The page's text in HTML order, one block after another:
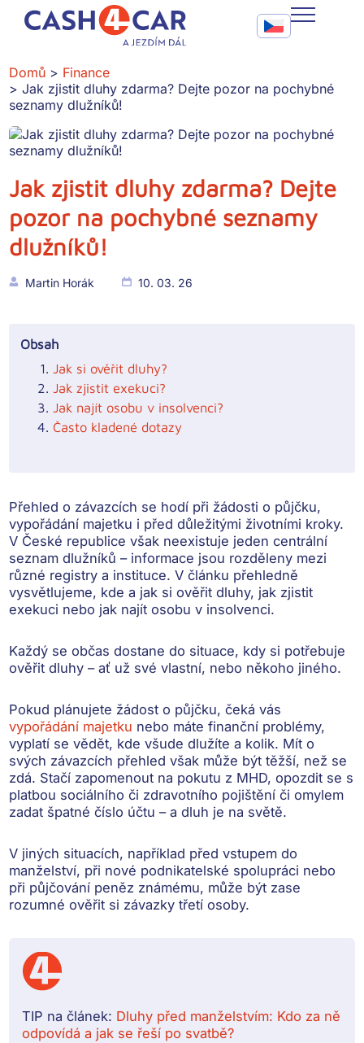
Jak zjistit dluhy zdarma? Dejte pozor na pochybné seznamy
CASH4CAR
FAQ
BLOG
SLUŽBY
KONTAKT
Call To Action
Domů
Finance
Jak zjistit dluhy zdarma? Dejte pozor na pochybné
seznamy dlužníků!
Jak zjistit dluhy zdarma? Dejte
pozor na pochybné seznamy
dlužníků!
Martin Horák 10. 03. 26
Obsah
Jak si ověřit dluhy?
Jak zjistit exekuci?
Jak najít osobu v insolvenci?
Často kladené dotazy
Přehled o závazcích se hodí při žádosti o půjčku,
vypořádání majetku i před důležitými životními kroky.
V České republice však neexistuje jeden centrální
seznam dlužníků – informace jsou rozděleny mezi
různé registry a instituce. V článku přehledně
vysvětlujeme, kde a jak si ověřit dluhy, jak zjistit
exekuci nebo jak najít osobu v insolvenci.
Každý se občas dostane do situace, kdy si potřebuje
ověřit dluhy – ať už své vlastní, nebo někoho jiného.
Pokud plánujete žádost o půjčku, čeká vás
vypořádání majetku nebo máte finanční problémy,
vyplatí se vědět, kde všude dlužíte a kolik. Mít o
svých závazcích přehled však může býttěžší, než se
zdá. Stačí zapomenout na pokutu z MHD, opozdit se s
platbou sociálního či zdravotního pojištění či omylem
zadat špatné číslo účtu – a dluh je na světě.
V jiných situacích, například před vstupem do
manželství, při nové podnikatelské spolupráci nebo
při půjčování peněz známému, může být zase
rozumné ověřit si závazky třetí osoby.
TIP na článek: Dluhy před manželstvím: Kdo za ně
odpovídá a jak se řeší po svatbě?